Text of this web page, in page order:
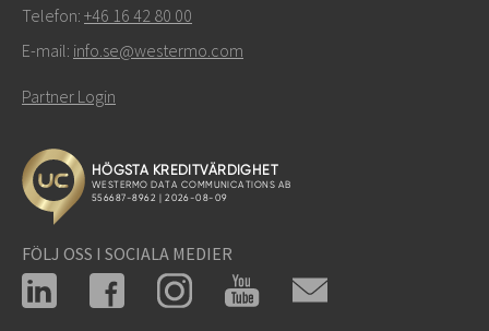
Telefon: +46 16 42 80 00
E-mail: info.se@westermo.com
Partner Login
FÖLJ OSS I SOCIALA MEDIER